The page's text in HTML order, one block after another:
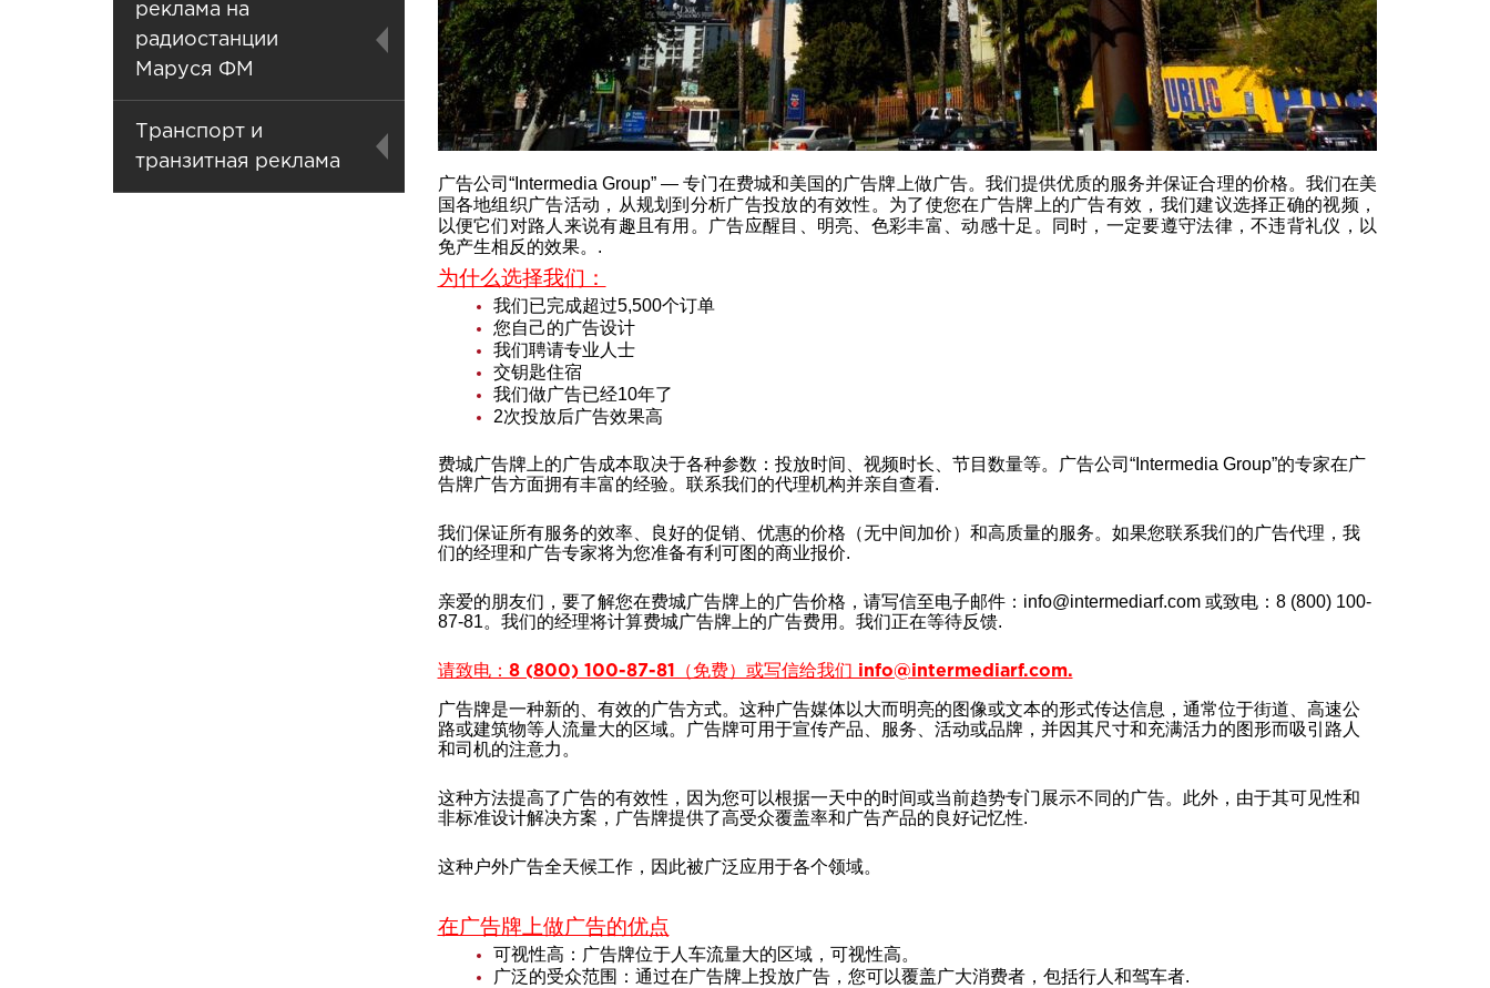
реклама на
радиостанции
Маруся ФМ
Транспорт и
транзитная реклама
广告公司“Intermedia Group” — 专门在费城和美国的广告牌上做广告。我们提供优质的服务并保证合理的价格。我们在美
国各地组织广告活动，从规划到分析广告投放的有效性。为了使您在广告牌上的广告有效，我们建议选择正确的视频，
以便它们对路人来说有趣且有用。广告应醒目、明亮、色彩丰富、动感十足。同时，一定要遵守法律，不违背礼仪，以
免产生相反的效果。.
为什么选择我们：
我们已完成超过5,500个订单
您自己的广告设计
我们聘请专业人士
交钥匙住宿
我们做广告已经10年了
2次投放后广告效果高
费城广告牌上的广告成本取决于各种参数：投放时间、视频时长、节目数量等。广告公司“Intermedia Group”的专家在广
告牌广告方面拥有丰富的经验。联系我们的代理机构并亲自查看.
我们保证所有服务的效率、良好的促销、优惠的价格（无中间加价）和高质量的服务。如果您联系我们的广告代理，我
们的经理和广告专家将为您准备有利可图的商业报价.
亲爱的朋友们，要了解您在费城广告牌上的广告价格，请写信至电子邮件：info@intermediarf.com 或致电：8 (800) 100-
87-81。我们的经理将计算费城广告牌上的广告费用。我们正在等待反馈.
请致电：8 (800) 100-87-81（免费）或写信给我们 info@intermediarf.com.
广告牌是一种新的、有效的广告方式。这种广告媒体以大而明亮的图像或文本的形式传达信息，通常位于街道、高速公
路或建筑物等人流量大的区域。广告牌可用于宣传产品、服务、活动或品牌，并因其尺寸和充满活力的图形而吸引路人
和司机的注意力。
这种方法提高了广告的有效性，因为您可以根据一天中的时间或当前趋势专门展示不同的广告。此外，由于其可见性和
非标准设计解决方案，广告牌提供了高受众覆盖率和广告产品的良好记忆性.
这种户外广告全天候工作，因此被广泛应用于各个领域。
在广告牌上做广告的优点
可视性高：广告牌位于人车流量大的区域，可视性高。
广泛的受众范围：通过在广告牌上投放广告，您可以覆盖广大消费者，包括行人和驾车者.